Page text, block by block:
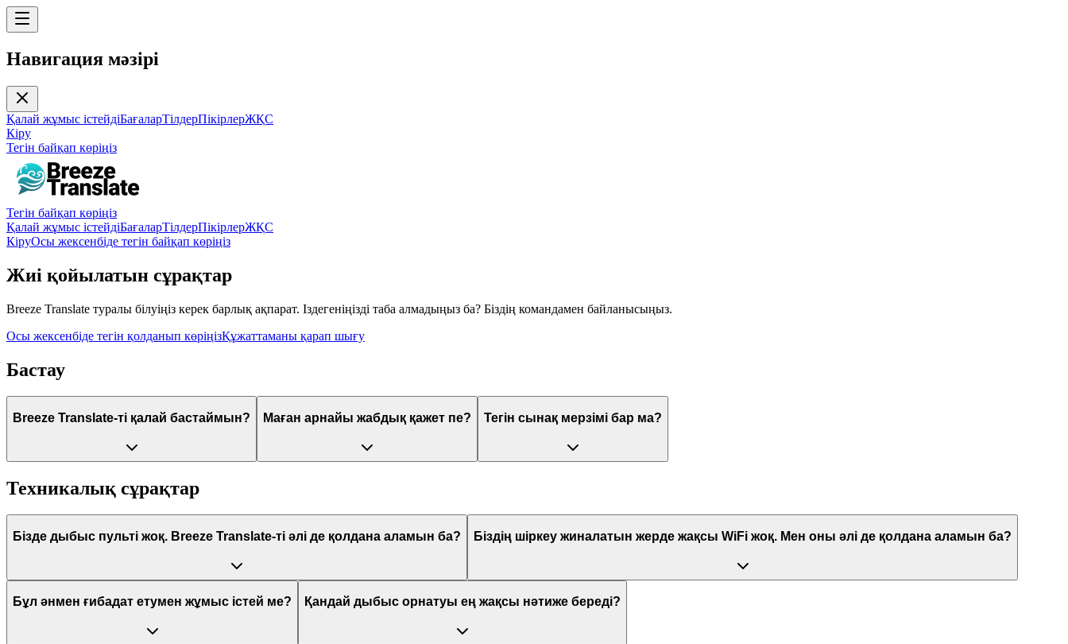
Навигация мәзірі
Қалай жұмыс істейдіБағаларТілдерПікірлерЖҚС
Кіру
Тегін байқап көріңіз
Тегін байқап көріңіз
Қалай жұмыс істейдіБағаларТілдерПікірлерЖҚС
КіруОсы жексенбіде тегін байқап көріңіз
Жиі қойылатын сұрақтар
Breeze Translate туралы білуіңіз керек барлық ақпарат. Іздегеніңізді таба алмадыңыз ба? Біздің командамен байланысыңыз.
Осы жексенбіде тегін қолданып көріңізҚұжаттаманы қарап шығу
Бастау
Breeze Translate-ті қалай бастаймын? Маған арнайы жабдық қажет пе? Тегін сынақ мерзімі бар ма?
Техникалық сұрақтар
Бізде дыбыс пульті жоқ. Breeze Translate-ті әлі де қолдана аламын ба? Біздің шіркеу жиналатын жерде жақсы WiFi жоқ. Мен оны әлі де қолдана аламын ба?
Бұл әнмен ғибадат етумен жұмыс істей ме? Қандай дыбыс орнатуы ең жақсы нәтиже береді?